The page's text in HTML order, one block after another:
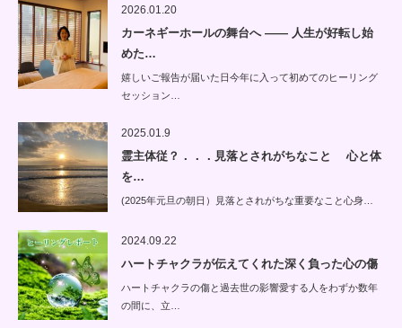
2026.01.20
カーネギーホールの舞台へ —— 人生が好転し始
めた…
嬉しいご報告が届いた日今年に入って初めてのヒーリング
セッション…
2025.01.9
霊主体従？．．．見落とされがちなこと 心と体
を…
(2025年元旦の朝日）見落とされがちな重要なこと心身…
2024.09.22
ハートチャクラが伝えてくれた深く負った心の傷
ハートチャクラの傷と過去世の影響愛する人をわずか数年
の間に、立…